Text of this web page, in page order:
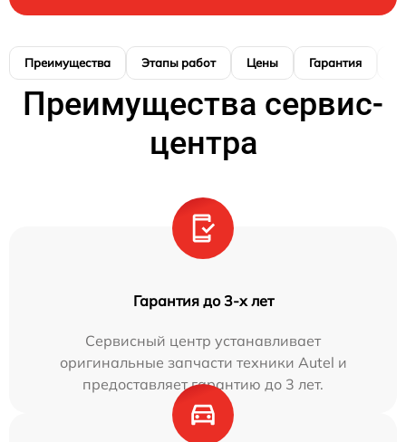
Преимущества Этапы работ Цены Гарантия
Преимущества сервис-
центра
Гарантия до 3-х лет
Сервисный центр устанавливает
оригинальные запчасти техники Autel и
предоставляет гарантию до 3 лет.